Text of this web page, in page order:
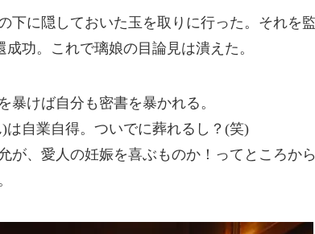
下に隠しておいた玉を取りに行った。それを
功。これで璃娘の目論見は潰えた。
けば自分も密書を暴かれる。
自業自得。ついでに葬れるし？(笑)
が、愛人の妊娠を喜ぶものか！ってところか